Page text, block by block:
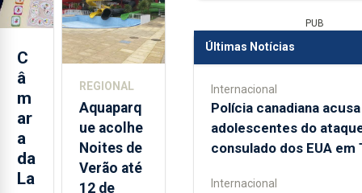
ASSINE HOJE
Já sou assinante
C
â
m
ar
a
da
La
2021 e
2025 nos
Açores
REGIONAL
Aquaparq
ue acolhe
Noites de
Verão até
12 de
PUB
Últimas Notícias
Internacional
Polícia canadiana
adolescentes do
consulado dos EUA em
Internacional